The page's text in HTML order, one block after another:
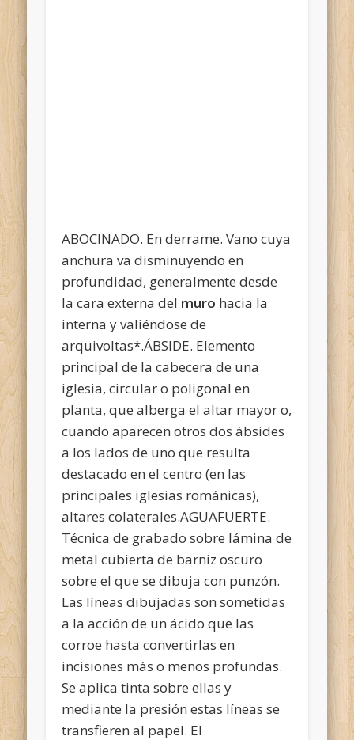
ABOCINADO. En derrame. Vano cuya
anchura va disminuyendo en
profundidad, generalmente desde
la cara externa del muro hacia la
interna y valiéndose de
arquivoltas*.ÁBSIDE. Elemento
principal de la cabecera de una
iglesia, circular o poligonal en
planta, que alberga el altar mayor o,
cuando aparecen otros dos ábsides
a los lados de uno que resulta
destacado en el centro (en las
principales iglesias románicas),
altares colaterales.AGUAFUERTE.
Técnica de grabado sobre lámina de
metal cubiertade barniz oscuro
sobre el que se dibuja con punzón.
Las líneas dibujadas son sometidas
a la acción de un ácido que las
corroe hasta convertirlas en
incisiones más o menos profundas.
Se aplica tinta sobre ellas y
mediante la presión estas líneas se
transfieren al papel. El